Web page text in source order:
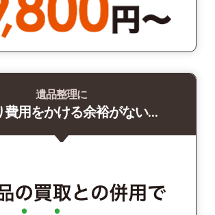
遺品整理に
費用をかける余裕がない…